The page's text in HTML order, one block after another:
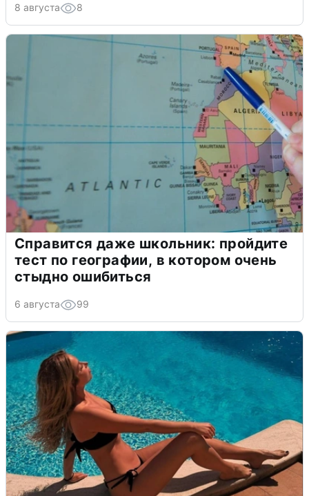
8 августа 8
Справится даже школьник: пройдите
тест по географии, в котором очень
стыдно ошибиться
6 августа 99